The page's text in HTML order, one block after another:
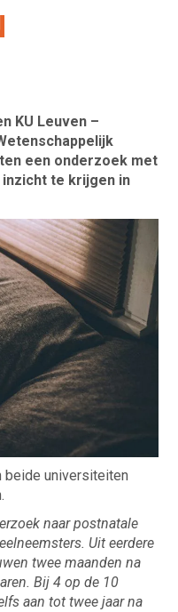
KU Leuven –
een onderzoek met
inzicht te krijgen in
beide universiteiten
naar postnatale
Uit eerdere
twee maanden na
Bij 4 op de 10
aan tot twee jaar na